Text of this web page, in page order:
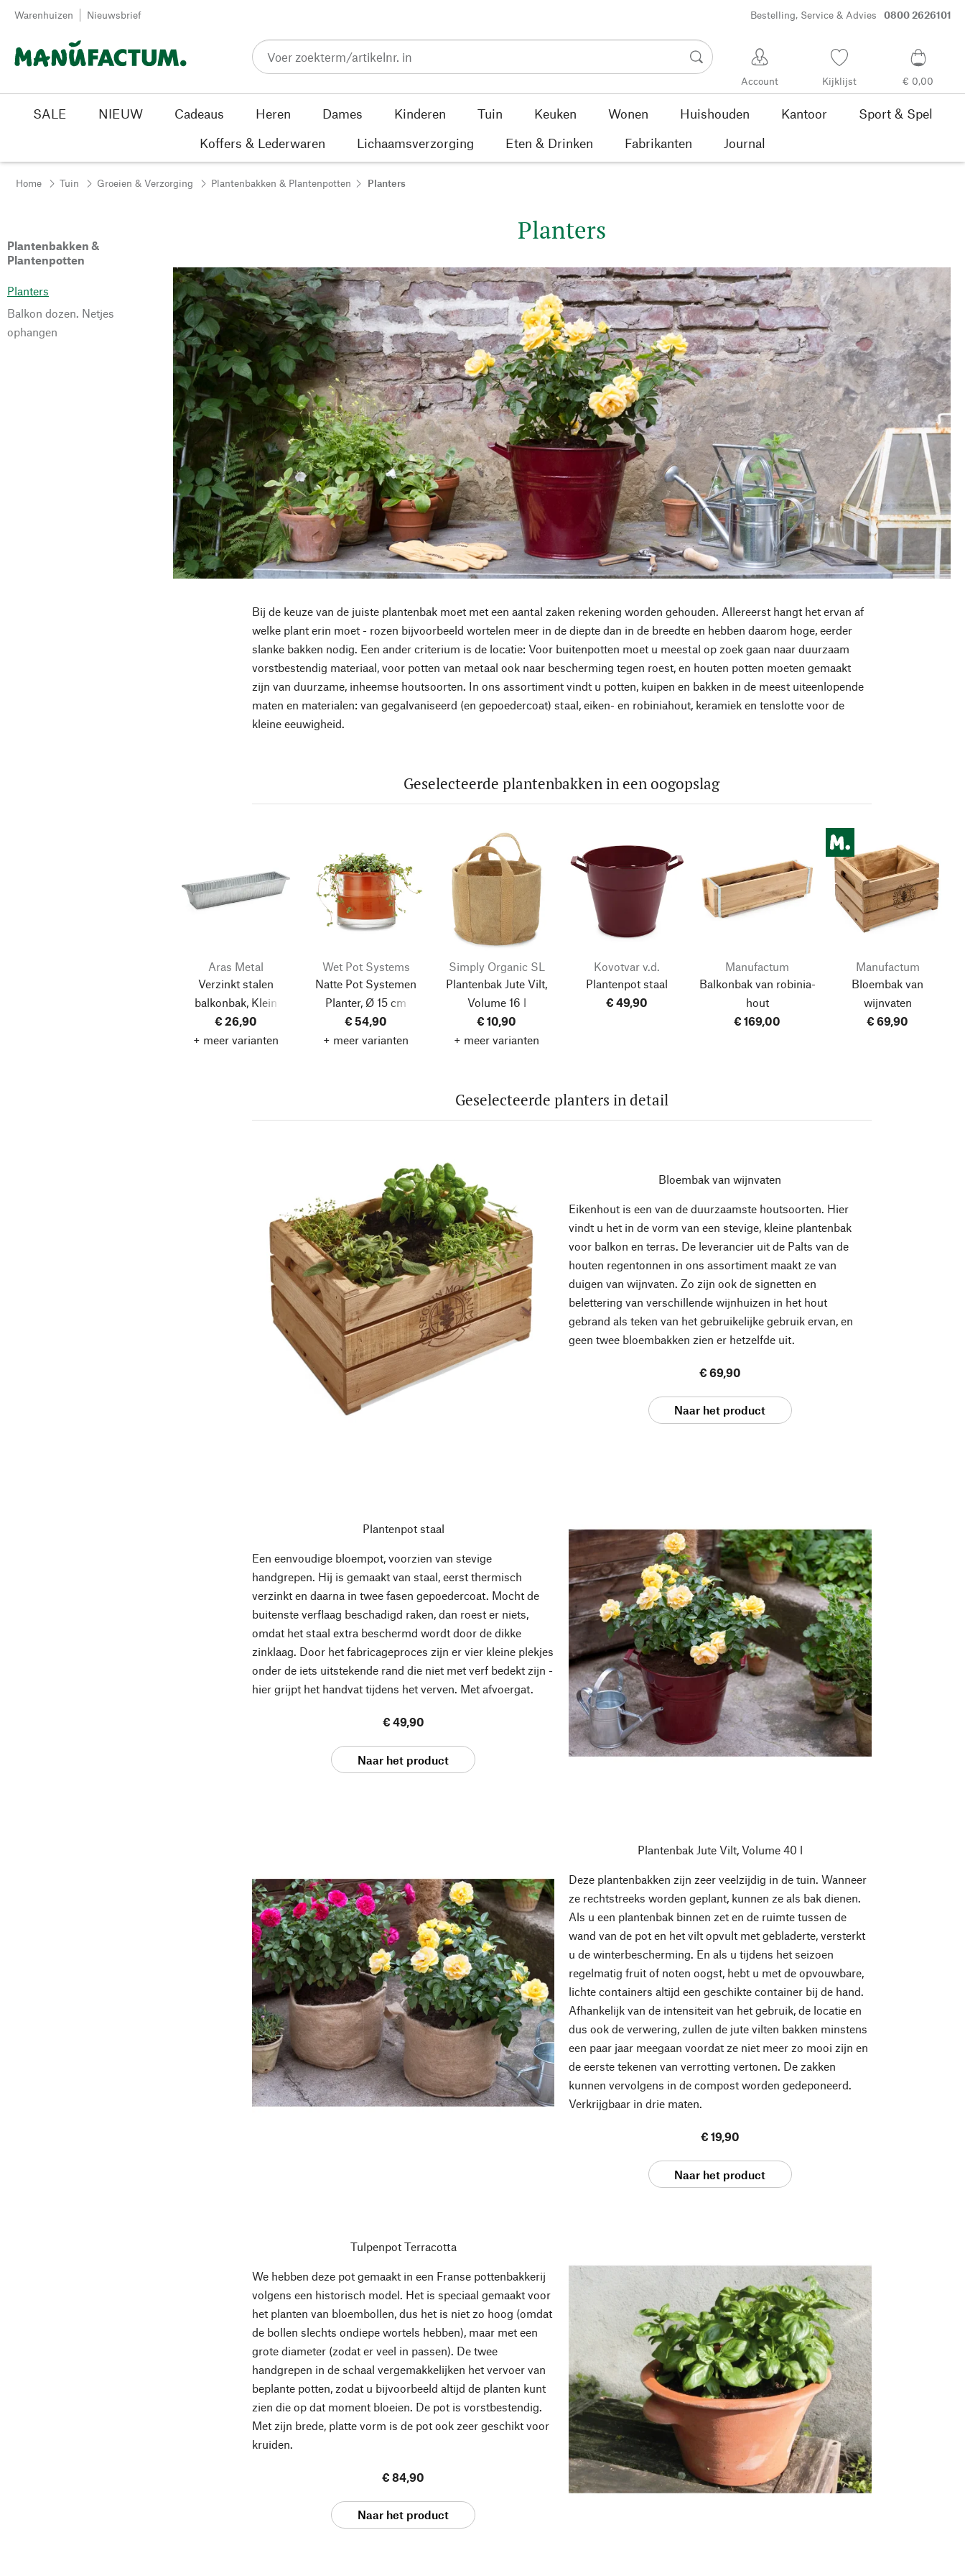
Passer au contenu
Warenhuizen Nieuwsbrief Bestelling, Service & Advies 0800 2626101
Account Kijklijst € 0,00
SALE NIEUW Cadeaus Heren Dames Kinderen Tuin Keuken Wonen Huishouden Kantoor
Sport & Spel
Koffers & Lederwaren
Lichaamsverzorging Eten & Drinken Fabrikanten Journal
Home Tuin Groeien & Verzorging Plantenbakken & Plantenpotten Planters
Plantenbakken &
Plantenpotten
Planters
Balkon dozen. Netjes
ophangen
Planters
Bij de keuze van de juiste plantenbak moet met een aantal zaken rekening worden gehouden. Allereerst hangt het ervan af
welke plant erin moet - rozen bijvoorbeeld wortelen meer in de diepte dan in de breedte en hebben daarom hoge, eerder
slanke bakken nodig. Een ander criterium is de locatie: Voor buitenpotten moet u meestal op zoek gaan naar duurzaam
vorstbestendig materiaal, voor potten van metaal ook naar bescherming tegen roest, en houten potten moeten gemaakt
zijn van duurzame, inheemse houtsoorten. In ons assortiment vindt u potten, kuipen en bakken in de meest uiteenlopende
maten en materialen: van gegalvaniseerd (en gepoedercoat) staal, eiken- en robiniahout, keramiek en tenslotte voor de
kleine eeuwigheid.
Geselecteerde plantenbakken in een oogopslag
Aras Metal
Verzinkt stalen
balkonbak, Klein
€ 26,90
+ meer varianten
Wet Pot Systems
Natte Pot Systemen
Planter, Ø 15 cm
€ 54,90
+ meer varianten
Simply Organic SL
Plantenbak Jute Vilt,
Volume 16 l
€ 10,90
+ meer varianten
Kovotvar v.d.
Plantenpot staal
€ 49,90
Manufactum
Balkonbak van robinia-
hout
€ 169,00
Manufactum
Bloembak van
wijnvaten
€ 69,90
Geselecteerde planters in detail
Bloembak van wijnvaten
Eikenhout is een van de duurzaamste houtsoorten. Hier
vindt u het in de vorm van een stevige, kleine plantenbak
voor balkon en terras. De leverancier uit de Palts van de
houten regentonnen in ons assortiment maakt ze van
duigen van wijnvaten. Zo zijn ook de signetten en
belettering van verschillende wijnhuizen in het hout
gebrand als teken van het gebruikelijke gebruik ervan, en
geen twee bloembakken zien er hetzelfde uit.
€ 69,90
Naar het product
Plantenpot staal
Een eenvoudige bloempot, voorzien van stevige
handgrepen. Hij is gemaakt van staal, eerst thermisch
verzinkt en daarna in twee fasen gepoedercoat. Mocht de
buitenste verflaag beschadigd raken, dan roest er niets,
omdat het staal extra beschermd wordt door de dikke
zinklaag. Door het fabricageproces zijn er vier kleine plekjes
onder de iets uitstekende rand die niet met verf bedekt zijn -
hier grijpt het handvat tijdens het verven. Met afvoergat.
€ 49,90
Naar het product
Plantenbak Jute Vilt, Volume 40 l
Deze plantenbakken zijn zeer veelzijdig in de tuin. Wanneer
ze rechtstreeks worden geplant, kunnen ze als bak dienen.
Als u een plantenbak binnen zet en de ruimte tussen de
wand van de pot en het vilt opvult met gebladerte, versterkt
u de winterbescherming. En als u tijdens het seizoen
regelmatig fruit of noten oogst, hebt u met de opvouwbare,
lichte containers altijd een geschikte container bij de hand.
Afhankelijk van de intensiteit van het gebruik, de locatie en
dus ook de verwering, zullen de jute vilten bakken minstens
een paar jaar meegaan voordat ze niet meer zo mooi zijn en
de eerste tekenen van verrotting vertonen. De zakken
kunnen vervolgens in de compost worden gedeponeerd.
Verkrijgbaar in drie maten.
€ 19,90
Naar het product
Tulpenpot Terracotta
We hebben deze pot gemaakt in een Franse pottenbakkerij
volgens een historisch model. Het is speciaal gemaakt voor
het planten van bloembollen, dus het is niet zo hoog (omdat
de bollen slechts ondiepe wortels hebben), maar met een
grote diameter (zodat er veel in passen). De twee
handgrepen in de schaal vergemakkelijken het vervoer van
beplante potten, zodat u bijvoorbeeld altijd de planten kunt
zien die op dat moment bloeien. De pot is vorstbestendig.
Met zijn brede, platte vorm is de pot ook zeer geschikt voor
kruiden.
€ 84,90
Naar het product